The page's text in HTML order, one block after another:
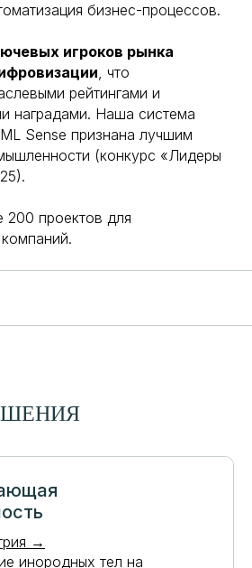
бизнес-процессов.
игроков рынка
, что
рейтингами и
наградами. Наша система
Sense признана лучшим
(конкурс «Лидеры
200 проектов для
→
инородных тел на